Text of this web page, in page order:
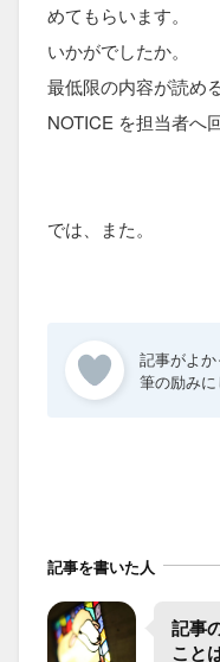
めてもらいます。
いかがでしたか。
最低限の内容が読め
NOTICE を担当者へ
では、また。
記事を書いた人
記事
こと